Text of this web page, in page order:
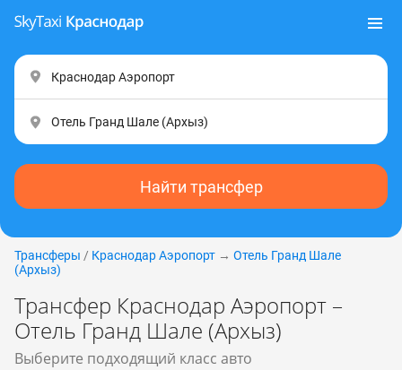
Найти трансфер
Трансферы / Краснодар Аэропорт → Отель Гранд Шале
(Apxыз)
Трансфер Краснодар Аэропорт –
Отель Гранд Шале (Apxыз)
Выберите подходящий класс авто